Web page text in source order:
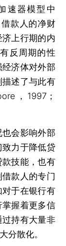
速器模型中
借款人的净财
上行期的内
反周期的性
济体对外部
述了与此有
，1997；
会影响外部
力于降低贷
技能，也有
款人的专门
于在银行有
握着更多信
持有大量非
分散化。